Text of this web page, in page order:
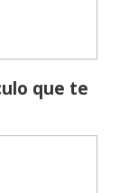
que te